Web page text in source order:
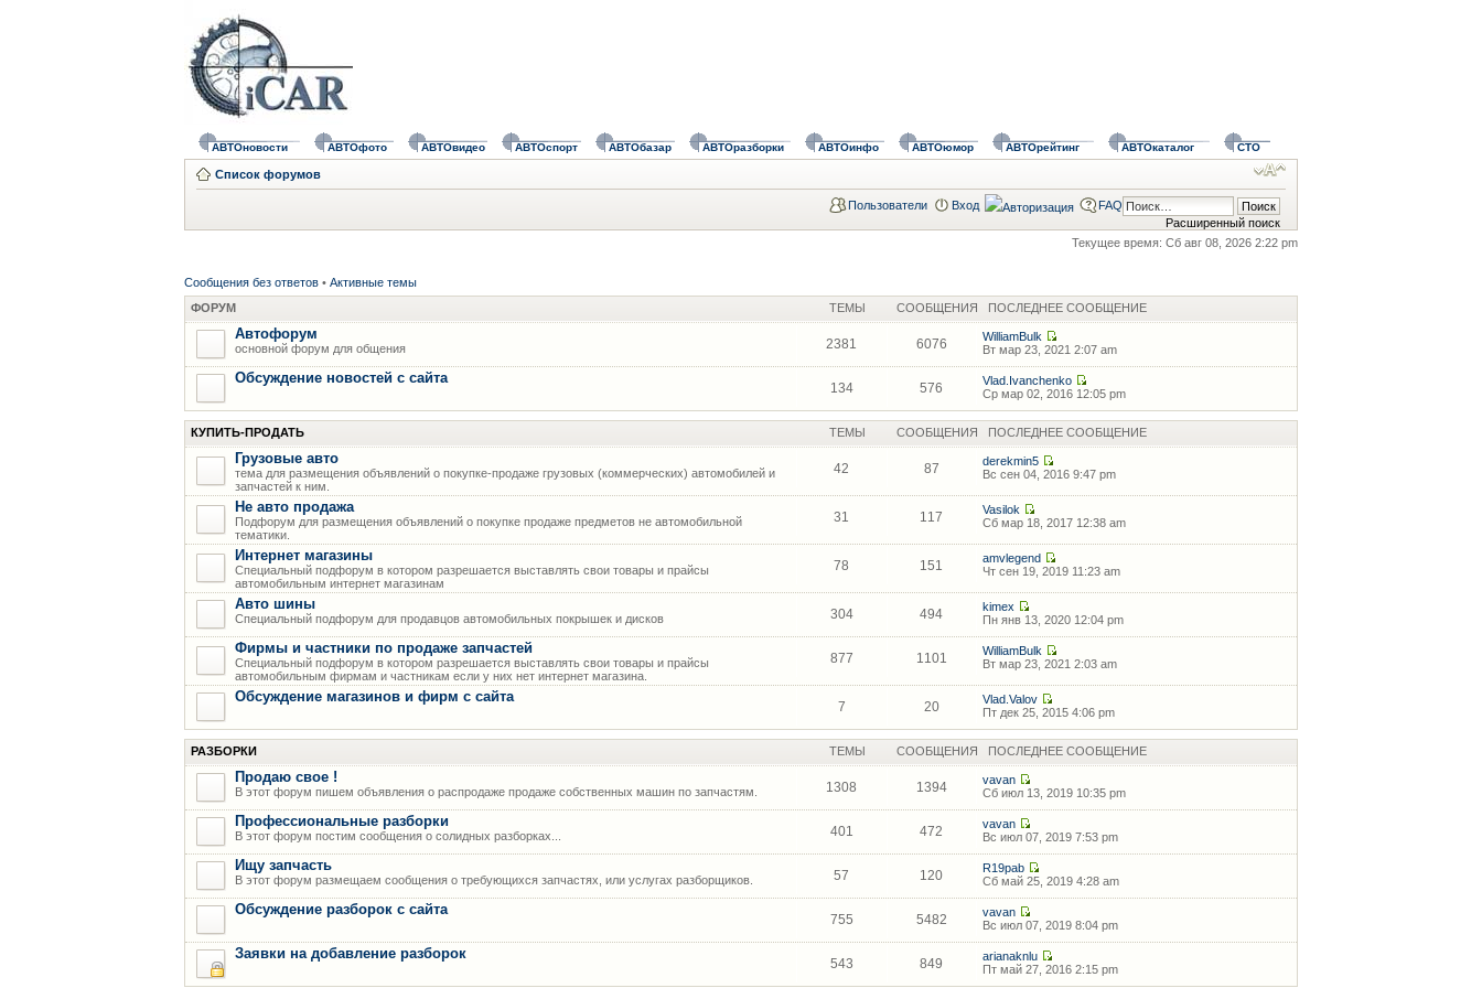
АВТОновости АВТОфото АВТОвидео АВТОспорт АВТОбазар АВТОразборки АВТОинфо АВТОюмор АВТОрейтинг АВТОкаталог СТО
Список форумов
Расширенный поиск
Пользователи Вход FAQ
Текущее время: Сб авг 08, 2026 2:22 pm
Сообщения без ответов • Активные темы
ФОРУМ
ТЕМЫ СООБЩЕНИЯ ПОСЛЕДНЕЕ СООБЩЕНИЕ
Автофорум
основной форум для общения 2381 6076
WilliamBulk
Вт мар 23, 2021 2:07 am
Обсуждение новостей с сайта
134 576
Vlad.Ivanchenko
Ср мар 02, 2016 12:05 pm
КУПИТЬ-ПРОДАТЬ ТЕМЫ СООБЩЕНИЯ ПОСЛЕДНЕЕ СООБЩЕНИЕ
Грузовые авто
тема для размещения объявлений о покупке-продаже грузовых (коммерческих) автомобилей и
запчастей к ним.
42 87
derekmin5
Вс сен 04, 2016 9:47 pm
Не авто продажа
Подфорум для размещения объявлений о покупке продаже предметов не автомобильной
тематики.
31 117
Vasilok
Сб мар 18, 2017 12:38 am
Интернет магазины
Специальный подфорум в котором разрешается выставлять свои товары и прайсы
автомобильным интернет магазинам
78 151
amvlegend
Чт сен 19, 2019 11:23 am
Авто шины
Специальный подфорум для продавцов автомобильных покрышек и дисков 304 494
kimex
Пн янв 13, 2020 12:04 pm
Фирмы и частники по продаже запчастей
Специальный подфорум в котором разрешается выставлять свои товары и прайсы
автомобильным фирмам и частникам если у них нет интернет магазина.
877 1101
WilliamBulk
Вт мар 23, 2021 2:03 am
Обсуждение магазинов и фирм с сайта
7 20
Vlad.Valov
Пт дек 25, 2015 4:06 pm
РАЗБОРКИ ТЕМЫ СООБЩЕНИЯ ПОСЛЕДНЕЕ СООБЩЕНИЕ
Продаю свое !
В этот форум пишем объявления о распродаже продаже собственных машин по запчастям. 1308 1394
vavan
Сб июл 13, 2019 10:35 pm
Профессиональные разборки
В этот форум постим сообщения о солидных разборках... 401 472
vavan
Вс июл 07, 2019 7:53 pm
Ищу запчасть
В этот форум размещаем сообщения о требующихся запчастях, или услугах разборщиков. 57 120
R19pab
Сб май 25, 2019 4:28 am
Обсуждение разборок с сайта
755 5482
vavan
Вс июл 07, 2019 8:04 pm
Заявки на добавление разборок
543 849
arianaknlu
Пт май 27, 2016 2:15 pm